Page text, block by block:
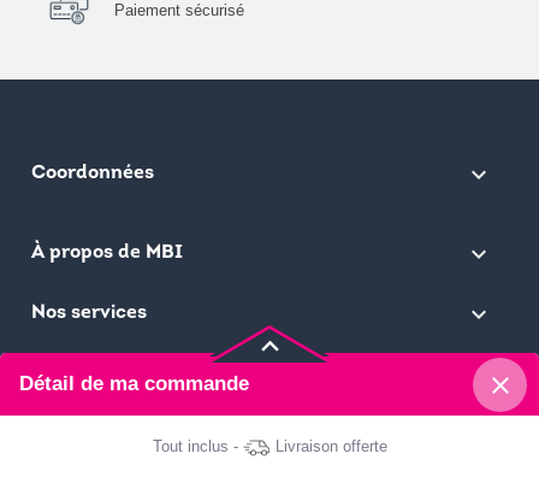
keyboard_arrow_up
Détail de ma commande close
Tout inclus - Livraison offerte
Paiement sécurisé
Coordonnées keyboard_arrow_down
À propos de MBI 
Nos services 